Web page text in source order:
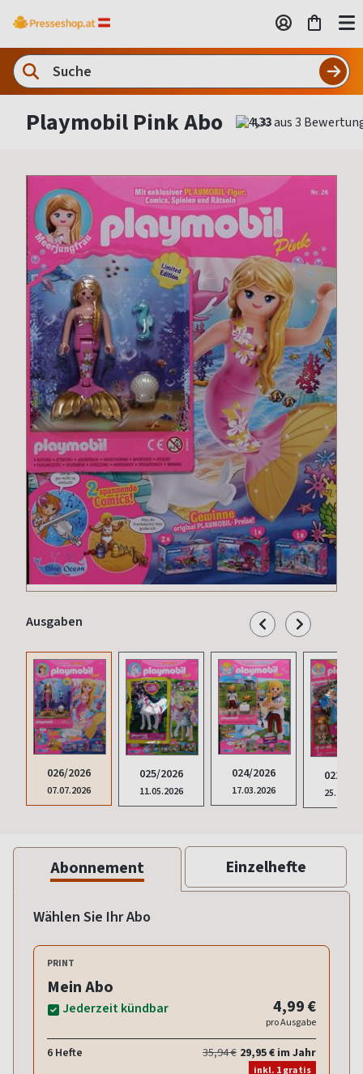
Playmobil Pink Abo 4,33
Ausgaben
026/2026
07.07.2026
025/2026
11.05.2026
024/2026
17.03.2026
022/
Abonnement Einzelhefte
Wählen Sie Ihr Abo
PRINT
Mein Abo
Jederzeit kündbar 4,99 €
pro Ausgabe
6 Hefte 35,94 € 29,95 € im Jahr
inkl. 1 gratis